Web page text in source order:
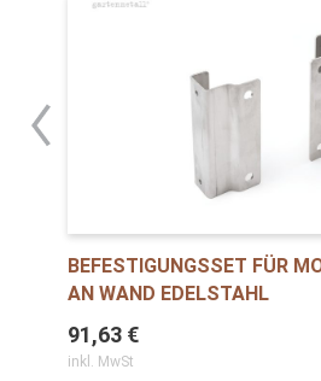
BEFESTIGUNGSSET FÜR
AN WAND EDELSTAHL
91,63 €
inkl. MwSt